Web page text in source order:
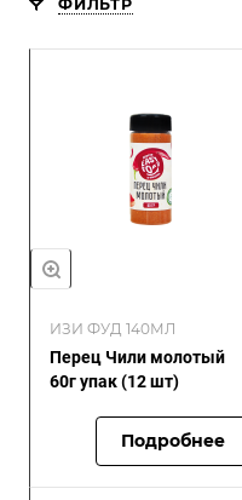
ФИЛЬТР
ИЗИ ФУД 140МЛ
Перец Чили молотый
60г упак (12 шт)
Подробнее